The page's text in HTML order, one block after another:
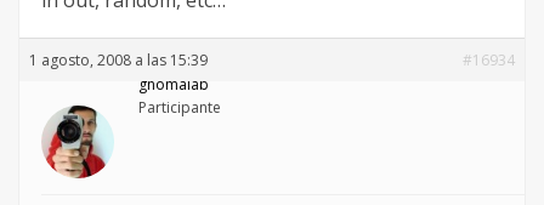
1 agosto, 2008 a las 15:39
#16934
gnomalab
Participante